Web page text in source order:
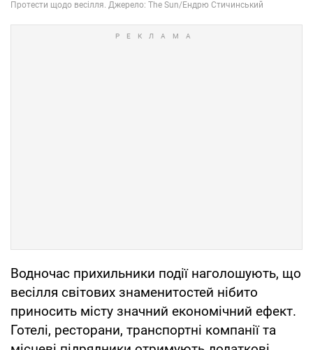
Водночас прихильники події наголошують, що
весілля світових знаменитостей нібито
приносить місту значний економічний ефект.
Готелі, ресторани, транспортні компанії та